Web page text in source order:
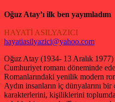
Oğuz Atay’ı ilk ben yayımladım
HAYATİ ASILYAZICI
hayatiasilyazici@yahoo.com
Oğuz Atay (1934- 13 Aralık
Cumhuriyet romanı döneminde
Romanlarındaki yenilik modern
Aydın insanların iç dünyalarını
karakterlerini, kişiliklerini